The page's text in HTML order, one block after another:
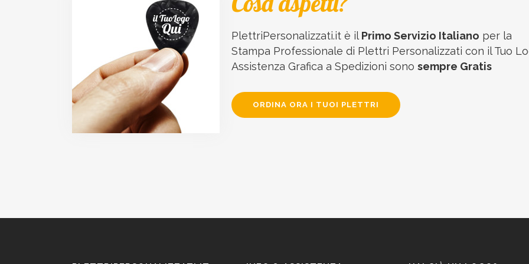
PlettriPersonalizzati.it è il Primo Servizio Italiano per la
Stampa Professionale di Plettri Personalizzati con il Tuo
Assistenza Grafica a Spedizioni sono sempre Gratis
ORDINA ORA I TUOI PLETTRI